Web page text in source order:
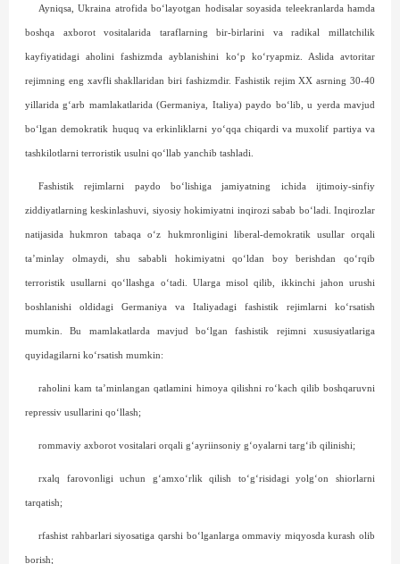
Ayniqsa, Ukraina atrofida bo‘layotgan hodisalar soyasida teleekranlarda hamda
bosh­qa axborot vositalarida taraflarning bir-birlarini va radikal millatchilik
kayfiyatidagi aholini fashizmda ayblanishini ko‘p ko‘ryapmiz. Aslida avtoritar
rejimning eng xavfli shakllaridan biri fashizmdir. Fashistik rejim XX asrning 30-40
yillarida g‘arb mamlakatlarida (Germaniya, Italiya) paydo bo‘lib, u yerda mavjud
bo‘lgan demokratik huquq va erkinliklarni yo‘qqa chiqardi va muxolif partiya va
tashkilotlarni terroristik usulni qo‘llab yanchib tashladi.
Fashistik rejimlarni paydo bo‘lishiga jamiyatning ichida ijtimoiy-sinfiy
ziddiyatlarning keskinlashuvi, siyosiy hokimiyatni inqirozi sabab bo‘ladi. Inqirozlar
natijasida hukmron tabaqa o‘z hukmronligini liberal-demokratik usullar orqali
ta’minlay olmaydi, shu sababli hokimiyatni qo‘ldan boy berishdan qo‘rqib
terroristik usullarni qo‘llashga o‘tadi. Ularga misol qilib, ikkinchi jahon urushi
boshlanishi oldidagi Germaniya va Italiyadagi fashistik rejimlarni ko‘rsatish
mumkin. Bu mamlakatlarda mavjud bo‘l­gan fashistik rejimni xususiyatlariga
quyidagilarni ko‘rsatish mumkin:
raholini kam ta’minlangan qatlamini himoya qilishni ro‘kach qilib boshqaruvni
repressiv usullarini qo‘llash;
rommaviy axborot vositalari orqali g‘ayriinsoniy g‘oya­larni targ‘ib qilinishi;
rxalq farovonligi uchun g‘amxo‘rlik qilish to‘g‘risidagi yolg‘on shiorlarni
tarqatish;
rfashist rahbarlari siyosatiga qarshi bo‘lganlarga ommaviy miqyosda kurash olib
borish;